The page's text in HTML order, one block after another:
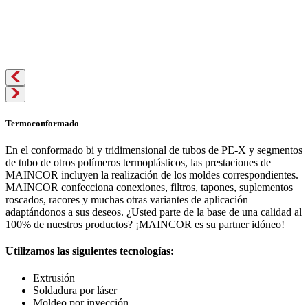
Termoconformado
En el conformado bi y tridimensional de tubos de PE-X y segmentos
de tubo de otros polímeros termoplásticos, las prestaciones de
MAINCOR incluyen la realización de los moldes correspondientes.
MAINCOR confecciona conexiones, filtros, tapones, suplementos
roscados, racores y muchas otras variantes de aplicación
adaptándonos a sus deseos. ¿Usted parte de la base de una calidad al
100% de nuestros productos? ¡MAINCOR es su partner idóneo!
Utilizamos las siguientes tecnologías:
Extrusión
Soldadura por láser